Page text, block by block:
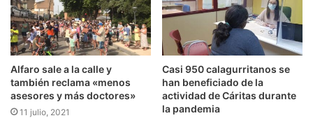
Alfaro sale a la calle y
también reclama «menos
asesores y más doctores»
11 julio, 2021
Casi 950 calagurritanos se
han beneficiado de la
actividad de Cáritas durante
la pandemia